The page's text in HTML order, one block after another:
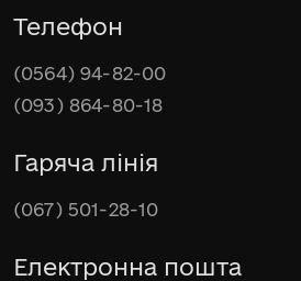
Телефон
(0564) 94-82-00
(093) 864-80-18
Гаряча лінія
(067) 501-28-10
Електронна пошта